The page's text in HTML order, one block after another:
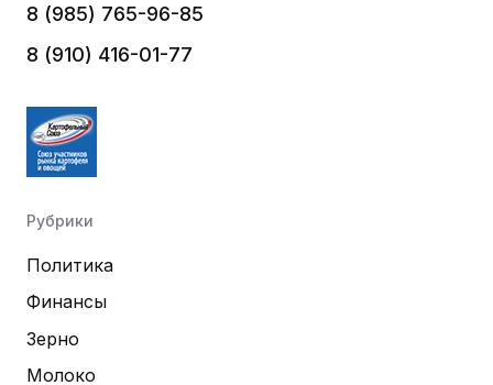
8 (985) 765-96-85
8 (910) 416-01-77
Рубрики
Политика
Финансы
Зерно
Молоко